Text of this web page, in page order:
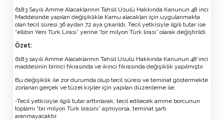
6183 Sayılı Amme Alacaklarının Tahsil Usulü Hakkında Kanunun 48 inci
Maddesinde yapılan değişiklikle Kamu alacakları için uygulanmakta
olan tecil süresi 36 aydan 72 aya çıkarıldı, Tecil yetkisiyle ilgili tutar ise
“ellibin Yeni Türk Lirası” yerine “bir milyon Türk lirası” olarak değiştirildi.
Özet:
6183 sayılı Amme Alacaklarının Tahsil Usulü Hakkında Kanunun 48’inci
maddesinin birinci fıkrasında ve ikinci fıkrasında değişiklik yapılmıştır.
Bu değişiklik ile zor durumda olup tecil süresi ve teminat göstermekte
zorlanan gerçek ve tüzel kişiler için yapılan düzenleme ile;
-Tecil yetkisiyle ilgili tutar arttırılarak, tecil edilecek amme borcunun
toplamı “bir milyon Türk lirasını” aşmıyorsa, teminat şartı
aranmayacaktır.